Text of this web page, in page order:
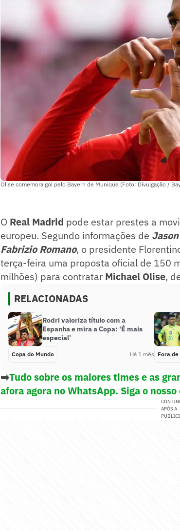
Olise comemora gol pelo Bayern de Munique (Foto: Divulgação /
O Real Madrid pode estar prestes a
europeu. Segundo informações de
Fabrizio Romano, o presidente
terça-feira uma proposta oficial de 150
milhões) para contratar Michael Olise,
RELACIONADAS
Rodri valoriza título com a
Espanha e mira a Copa: ‘É mais
especial’
Copa do Mundo Há 1 mês Fora
➡️Tudo sobre os maiores times e as
afora agora no WhatsApp. Siga o
APÓS A